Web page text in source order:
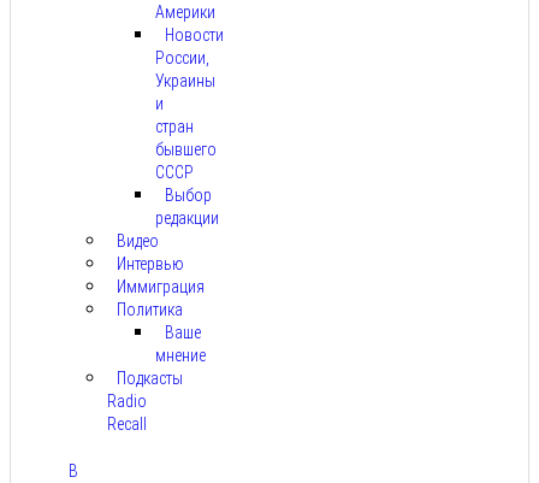
Америки
Новости
России,
Украины
и
стран
бывшего
СССР
Выбор
редакции
Видео
Интервью
Иммиграция
Политика
Ваше
мнение
Подкасты
Radio
Recall
В